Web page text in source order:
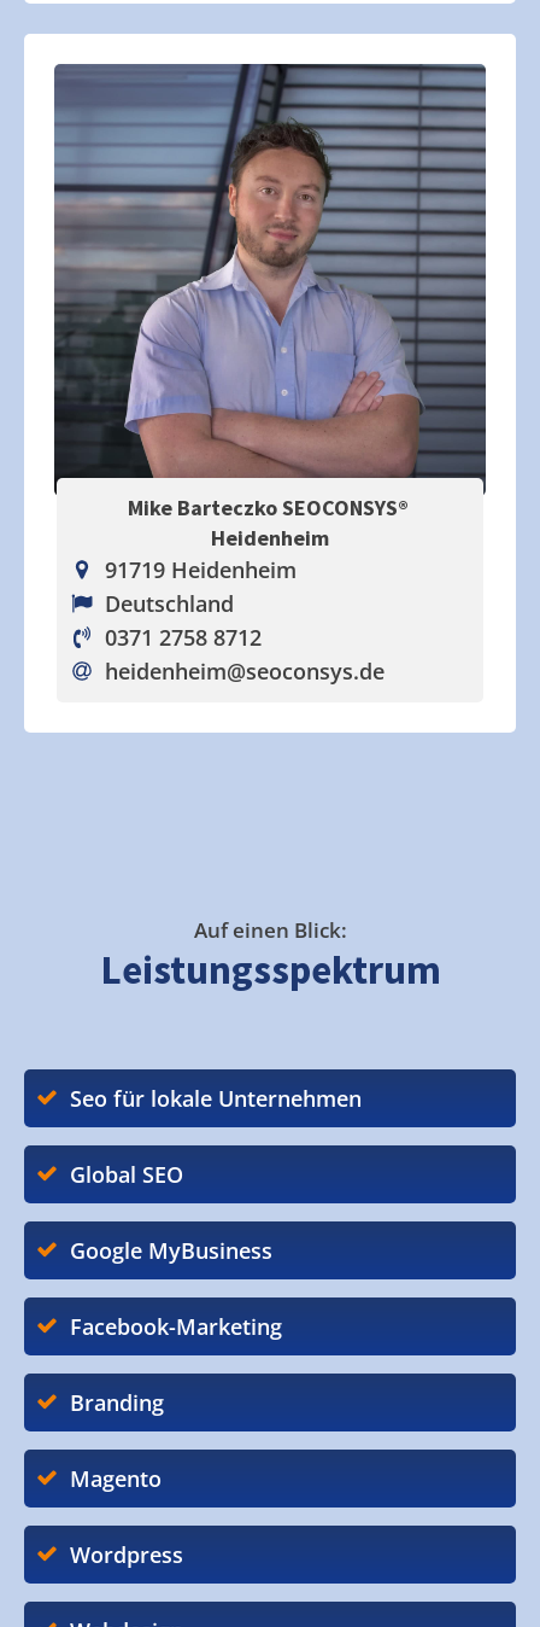
Mike Barteczko SEOCONSYS®
Heidenheim
91719 Heidenheim
Deutschland
0371 2758 8712
heidenheim@seoconsys.de
Auf einen Blick:
Leistungsspektrum
Seo für lokale Unternehmen
Global SEO
Google MyBusiness
Facebook-Marketing
Branding
Magento
Wordpress